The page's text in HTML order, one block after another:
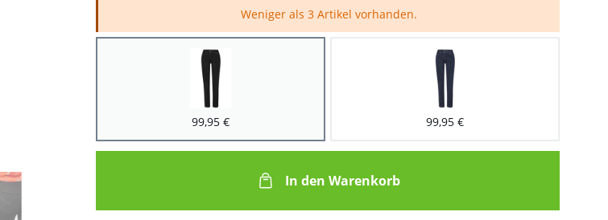
Weniger als 3 Artikel vorhanden.
99,95 € 99,95 €
In den Warenkorb